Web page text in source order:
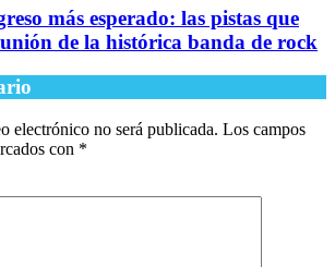
más esperado: las pistas que
de la histórica banda de rock
electrónico no será publicada. Los campos
con *